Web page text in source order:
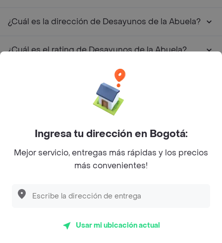
¿Cuál es la dirección de Desayunos de la Abuela?
¿Cuál es el rating de Desayunos de la Abuela?
¿Cuáles son las promociones de Desayunos de la
Restaurantes similares a Desayunos de la Abuela -
Comuna 19
Baskin Robbins
Ingresa tu dirección en Bogotá:
Mejor servicio, entregas más rápidas y los precios
más convenientes!
Usar mi ubicación actual